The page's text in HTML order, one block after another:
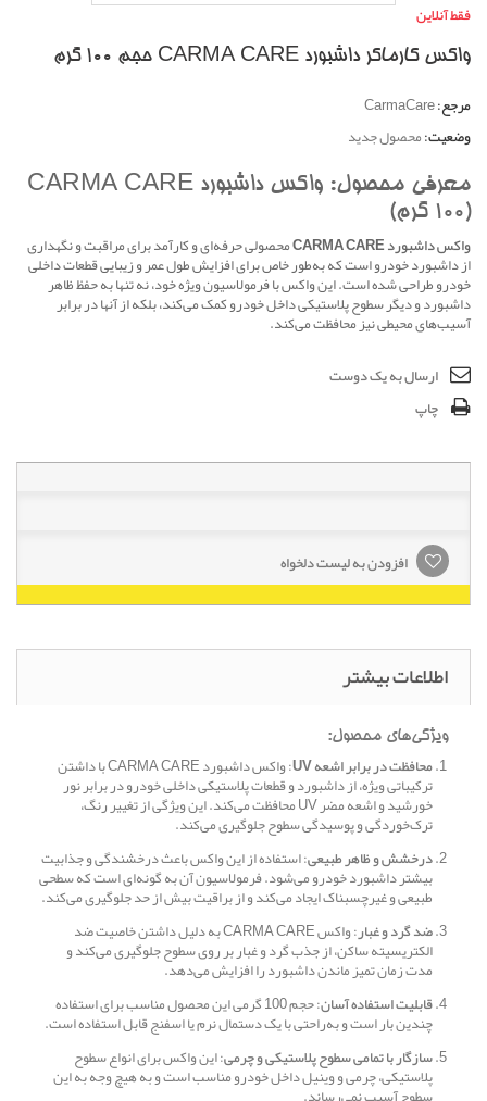
فقط آنلاین
واکس کارماکر داشبورد CARMA CARE حجم 100 گرم
مرجع:CarmaCare
وضعیت:محصول جدید
معرفی محصول: واکس داشبورد CARMA CARE
(100 گرم)
واکس داشبورد CARMA CARE محصولی حرفه‌ای و کارآمد برای مراقبت و نگهداری
از داشبورد خودرو است که به‌طور خاص برای افزایش طول عمر و زیبایی قطعات داخلی
خودرو طراحی شده است. این واکس با فرمولاسیون ویژه خود، نه تنها به حفظ ظاهر
داشبورد و دیگر سطوح پلاستیکی داخل خودرو کمک می‌کند، بلکه از آنها در برابر
آسیب‌های محیطی نیز محافظت می‌کند.
ارسال به یک دوست
چاپ
افزودن به لیست دلخواه
اطلاعات بیشتر
ویژگی‌های محصول:
محافظت در برابر اشعه UV : واکس داشبورد CARMA CARE با داشتن
ترکیباتی ویژه، از داشبورد و قطعات پلاستیکی داخلی خودرو در برابر نور
خورشید و اشعه مضر UV محافظت می‌کند. این ویژگی از تغییر رنگ،
ترک‌خوردگی و پوسیدگی سطوح جلوگیری می‌کند.
درخشش و ظاهر طبیعی: استفاده از این واکس باعث درخشندگی و جذابیت
بیشتر داشبورد خودرو می‌شود. فرمولاسیون آن به گونه‌ای است که سطحی
طبیعی و غیرچسبناک ایجاد می‌کند و از براقیت بیش از حد جلوگیری می‌کند.
ضد گرد و غبار
: واکس CARMA CARE به دلیل داشتن خاصیت ضد
الکتریسیته ساکن، از جذب گرد و غبار بر روی سطوح جلوگیری می‌کند و
مدت زمان تمیز ماندن داشبورد را افزایش می‌دهد.
قابلیت استفاده آسان
: حجم 100 گرمی این محصول مناسب برای استفاده
چندین بار است و به‌راحتی با یک دستمال نرم یا اسفنج قابل استفاده است.
سازگار با تمامی سطوح پلاستیکی و چرمی: این واکس برای انواع سطوح
پلاستیکی، چرمی و وینیل داخل خودرو مناسب است و به هیچ وجه به این